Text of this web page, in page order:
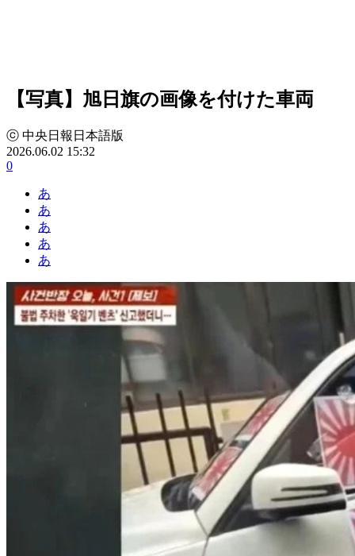
【写真】旭日旗の画像を付けた車両
ⓒ 中央日報日本語版
2026.06.02 15:32
0
あ
あ
あ
あ
あ